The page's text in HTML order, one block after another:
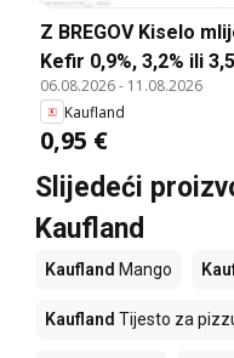
Z BREGOV Kiselo
Kefir 0,9%, 3,2% ili
06.08.2026- 11.08.2026
Kaufland
0,95 €
Slijedeći
Kaufland
Kaufland Mango
Kaufland Tijesto za